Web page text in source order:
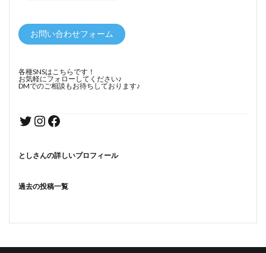
お問い合わせフォーム
各種SNSはこちらです！
お気軽にフォローしてください♪
DMでのご相談もお待ちしております♪
としさんの詳しいプロフィール
過去の投稿一覧